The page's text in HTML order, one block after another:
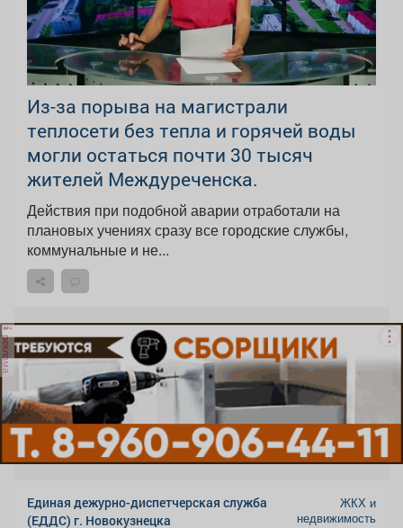
Из-за порыва на магистрали
теплосети без тепла и горячей воды
могли остаться почти 30 тысяч
жителей Междуреченска.
Действия при подобной аварии отработали на
плановых учениях сразу все городские службы,
коммунальные и не...
реклама
Единая дежурно-диспетчерская служба
(ЕДДС) г. Новокузнецка
ЖКХ и
недвижимость